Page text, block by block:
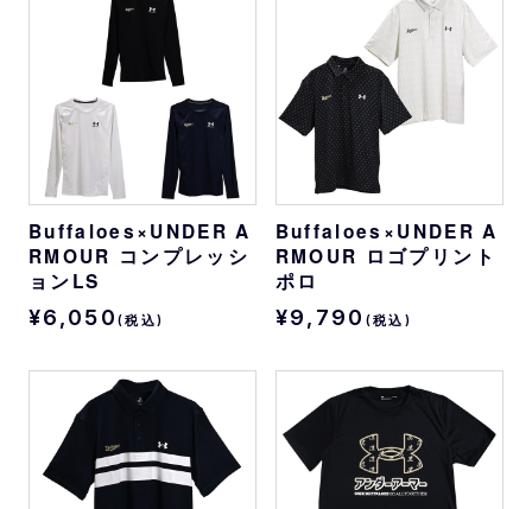
Buffaloes×UNDER A
RMOUR コンプレッシ
ョンLS
¥6,050 (税込)
Buffaloes×UNDER A
RMOUR ロゴプリント
ポロ
¥9,790 (税込)